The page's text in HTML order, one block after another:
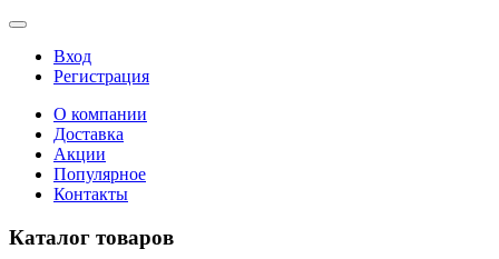
Вход
Регистрация
О компании
Доставка
Акции
Популярное
Контакты
Каталог товаров